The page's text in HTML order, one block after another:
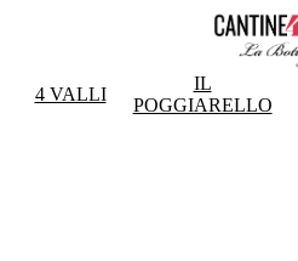
4 VALLI
IL
POGGIARELLO